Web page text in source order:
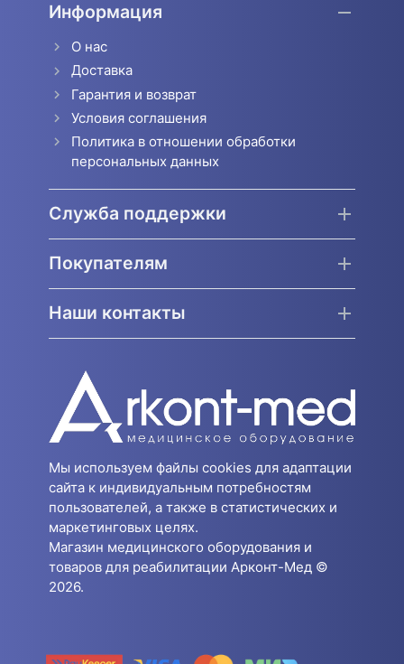
Информация
О нас
Доставка
Гарантия и возврат
Условия соглашения
Политика в отношении обработки
персональных данных
Служба поддержки
Покупателям
Наши контакты
Мы используем файлы cookies для адаптации
сайта к индивидуальным потребностям
пользователей, а также в статистических и
маркетинговых целях.
Магазин медицинского оборудования и
товаров для реабилитации Арконт-Мед ©
2026.